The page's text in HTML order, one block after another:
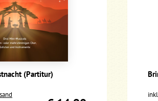
(Partitur)